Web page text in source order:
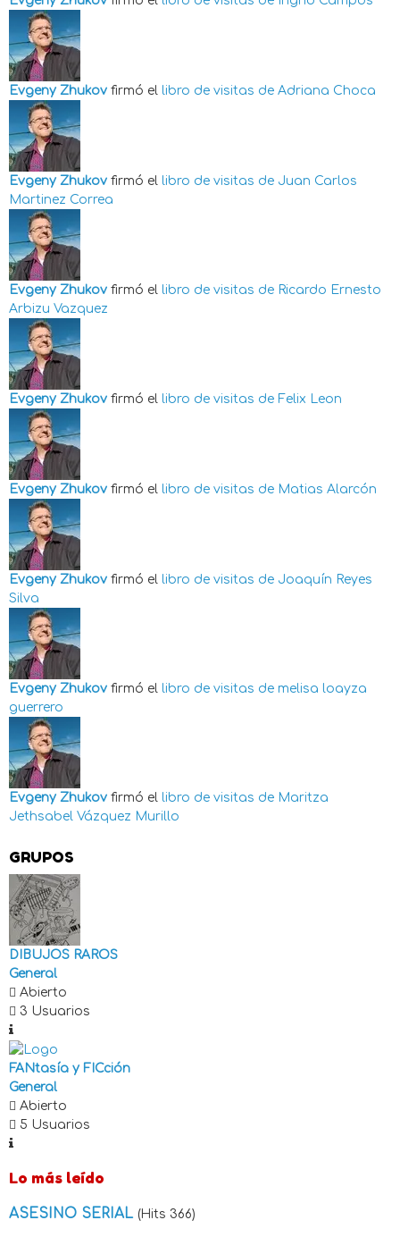
Evgeny Zhukov firmó el libro de visitas de Adriana Choca
Evgeny Zhukov firmó el libro de visitas de Juan Carlos
Martinez Correa
Evgeny Zhukov firmó el libro de visitas de Ricardo Ernesto
Arbizu Vazquez
Evgeny Zhukov firmó el libro de visitas de Felix Leon
Evgeny Zhukov firmó el libro de visitas de Matias Alarcón
Evgeny Zhukov firmó el libro de visitas de Joaquín Reyes
Silva
Evgeny Zhukov firmó el libro de visitas de melisa loayza
guerrero
Evgeny Zhukov firmó el libro de visitas de Maritza
Jethsabel Vázquez Murillo
GRUPOS
DIBUJOS RAROS
General
Abierto
3 Usuarios
FANtasía y FICción
General
Abierto
5 Usuarios
Lo más leído
ASESINO SERIAL (Hits 366)